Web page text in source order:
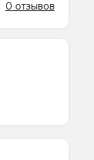
0 отзывов